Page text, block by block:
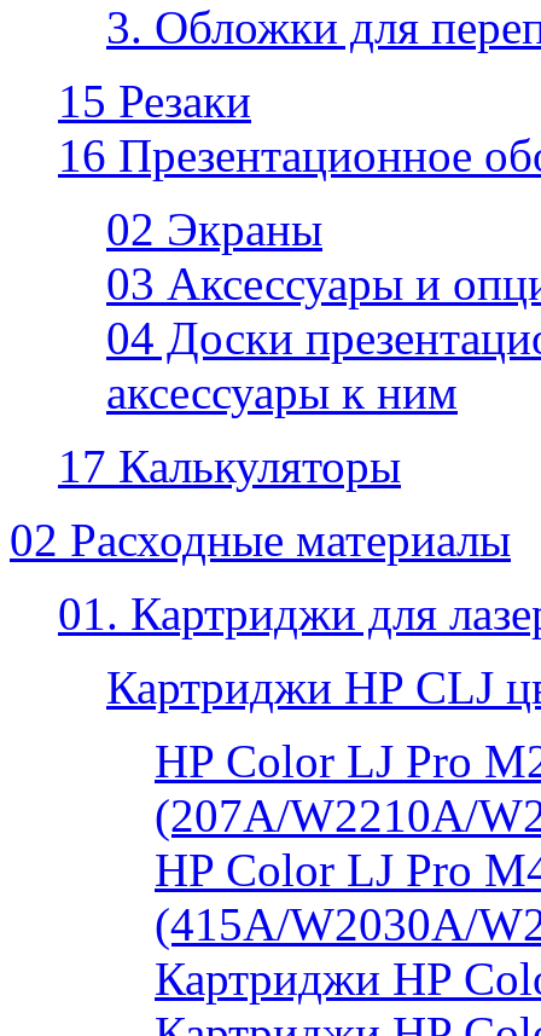
3. Обложки для
15 Резаки
16 Презентационное
02 Экраны
03 Аксессуары и
04 Доски
аксессуары к ним
17 Калькуляторы
02 Расходные материалы
01. Картриджи для
Картриджи HP CLJ
HP Color LJ Pro
(207A/W2210A/
HP Color LJ Pro
(415A/W2030A/
Картриджи HP